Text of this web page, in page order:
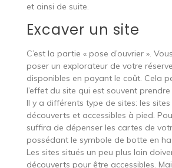
et ainsi de suite.
Excaver un site
C’est la partie « pose d’ouvrier ».
poser un explorateur de votre
disponibles en payant le coût. Cela
l’effet du site qui est souvent prendre
Il y a différents type de sites: les
découverts et accessibles à pied.
suffira de dépenser les cartes de
possédant le symbole de botte en
Les sites situés un peu plus loin
découverts pour être accessibles.